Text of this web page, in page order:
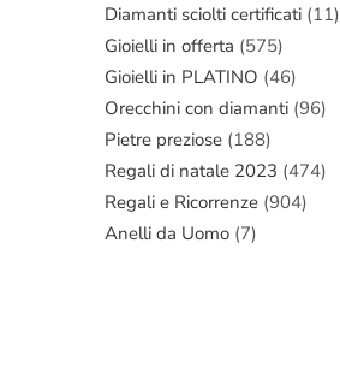
Diamanti sciolti certificati (11)
Gioielli in offerta (575)
Gioielli in PLATINO (46)
Orecchini con diamanti (96)
Pietre preziose (188)
Regali di natale 2023 (474)
Regali e Ricorrenze (904)
Anelli da Uomo (7)